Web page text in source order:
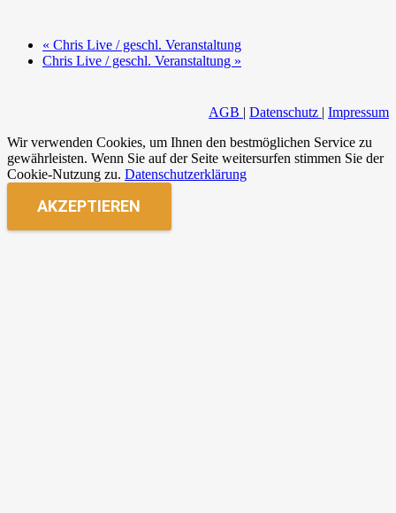
« Chris Live / geschl. Veranstaltung
Chris Live / geschl. Veranstaltung »
AGB | Datenschutz | Impressum
Wir verwenden Cookies, um Ihnen den bestmöglichen Service zu
gewährleisten. Wenn Sie auf der Seite weitersurfen stimmen Sie der
Cookie-Nutzung zu. Datenschutzerklärung
AKZEPTIEREN